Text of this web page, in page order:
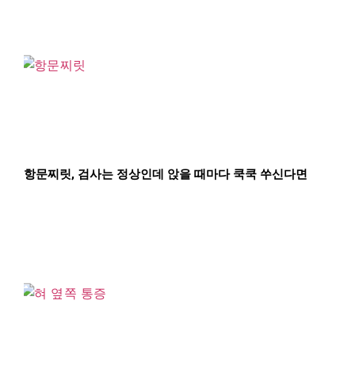
항문찌릿, 검사는 정상인데 앉을 때마다 쿡쿡 쑤신다면